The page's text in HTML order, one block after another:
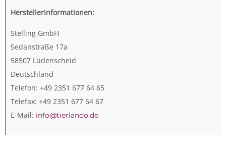
Herstellerinformationen:
Stelling GmbH
Sedanstraße 17a
58507 Lüdenscheid
Deutschland
Telefon: +49 2351 677 64 65
Telefax: +49 2351 677 64 67
E-Mail: info@tierlando.de